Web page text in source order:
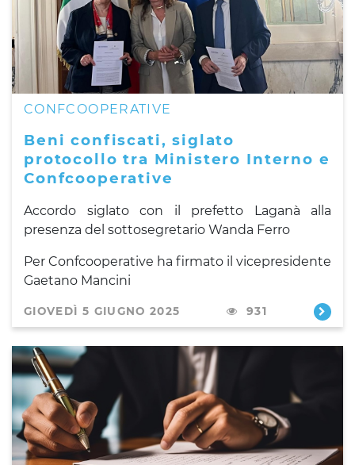
CONFCOOPERATIVE
Beni confiscati, siglato
protocollo tra Ministero Interno e
Confcooperative
Accordo siglato con il prefetto Laganà alla
presenza del sottosegretario Wanda Ferro
Per Confcooperative ha firmato il vicepresidente
Gaetano Mancini
GIOVEDÌ 5 GIUGNO 2025 931